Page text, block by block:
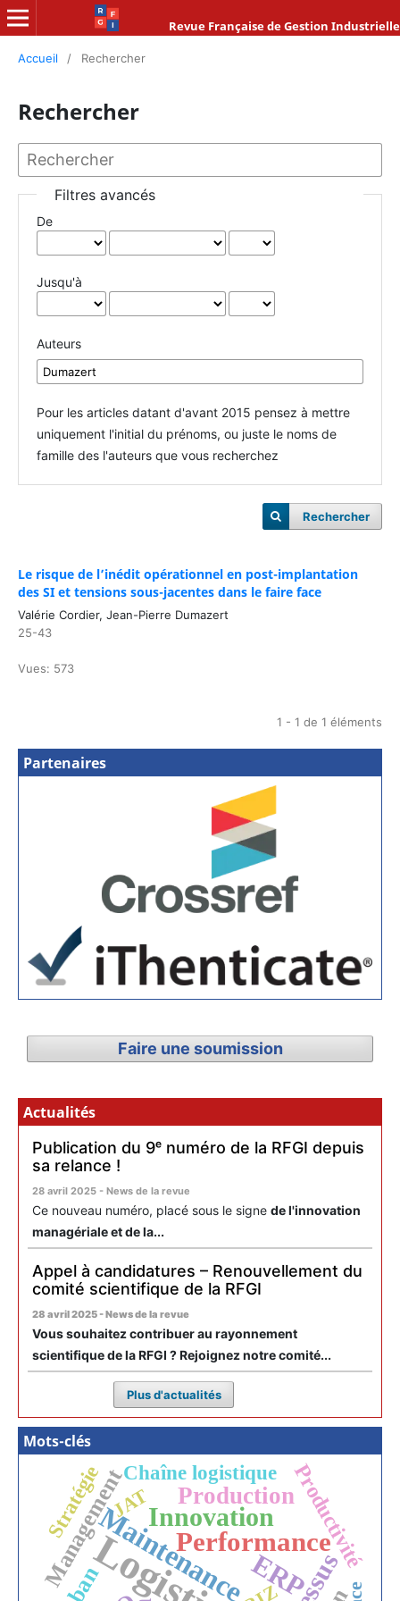
Revue Française de Gestion Industrielle
Accueil / Rechercher
Rechercher
Filtres avancés
De
Jusqu'à
Auteurs
Pour les articles datant d'avant 2015 pensez à mettre
uniquement l'initial du prénoms, ou juste le noms de
famille des l'auteurs que vous recherchez
Rechercher
Le risque de l’inédit opérationnel en post-implantation
des SI et tensions sous-jacentes dans le faire face
Valérie Cordier, Jean-Pierre Dumazert
25-43
Vues: 573
1 - 1 de 1 éléments
Partenaires
Faire une soumission
Actualités
Publication du 9ᵉ numéro de la RFGI depuis
sa relance !
28 avril 2025 - News de la revue
Ce nouveau numéro, placé sous le signe de l'innovation
managériale et de la...
Appel à candidatures – Renouvellement du
comité scientifique de la RFGI
28 avril 2025 - News de la revue
Vous souhaitez contribuer au rayonnement
scientifique de la RFGI ? Rejoignez notre comité...
Plus d'actualités
Mots-clés
MaintenanceERP
Performance
Innovation
Production
Management Productivité
Chaîne logistique
StratégieJAT